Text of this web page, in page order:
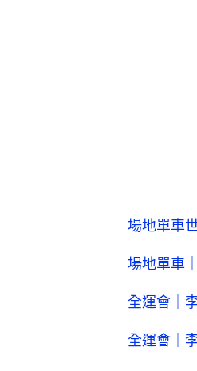
場地單車
場地單車
全運會｜
全運會｜